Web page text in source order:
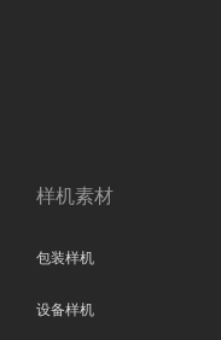
样机素材
包装样机
设备样机